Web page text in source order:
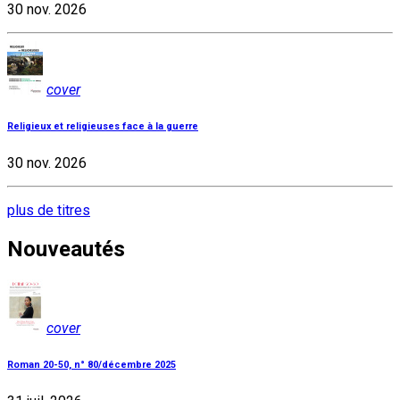
30 nov. 2026
cover
Religieux et religieuses face à la guerre
30 nov. 2026
plus de titres
Nouveautés
cover
Roman 20-50, n° 80/décembre 2025